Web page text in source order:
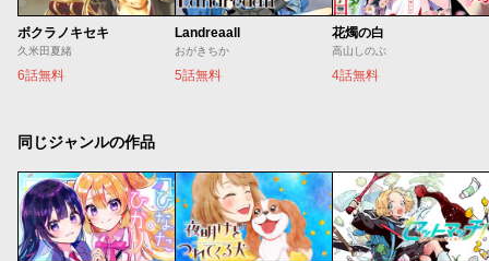
ボクラノキセキ
久米田夏緒
6話無料
Landreaall
おがきちか
5話無料
花燭の白
高山しのぶ
4話無料
同じジャンルの作品